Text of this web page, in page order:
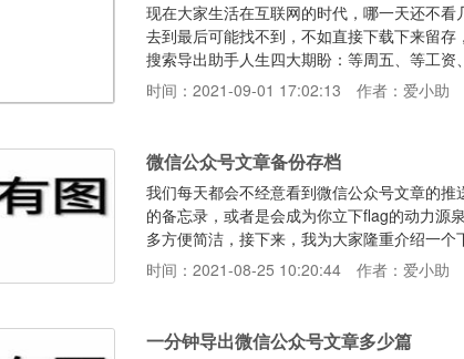
现在大家生活在互联网的时代，哪一天还不
去到最后可能找不到，不如直接下载下来留
搜索导出助手人生四大期盼：等周五、等工
件链接：https://d.xbw0.com/ptxOon软件功能
个软件，小编为了大家熟练掌握它，也是煞
时间：2021-09-01 17:02:13 作者：爱小助
微信公众号文章备份存档
我们每天都会不经意看到微信公众号文章的
的备忘录，或者是会成为你立下flag的动力源
多方便简洁，接下来，我为大家隆重介绍一
https://d.xbw0.com/ptxOon可以搜索相关关键
文章不仅能够下载自动形成文件夹保存，还
时间：2021-08-25 10:20:44 作者：爱小助
一分钟导出微信公众号文章多少篇